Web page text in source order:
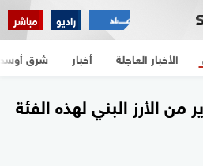
راديو مباشر
الأخبار العاجلة أخبار شرق
الأرز البني لهذه الفئة